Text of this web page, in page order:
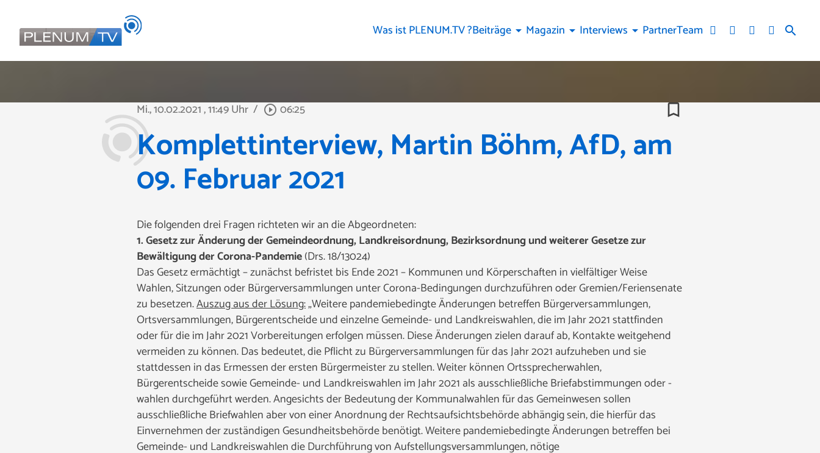
search
Was ist PLENUM.TV ?Beiträge arrow_drop_down Magazin arrow_drop_down Interviews arrow_drop_down PartnerTeam
Mi., 10.02.2021, 11:49 Uhr / play_circle_outline 06:25 bookmark_border
Komplettinterview, Martin Böhm, AfD, am
09. Februar 2021
Die folgenden drei Fragen richteten wir an die Abgeordneten:
1. Gesetz zur Änderung der Gemeindeordnung, Landkreisordnung, Bezirksordnung und weiterer Gesetze zur
Bewältigung der Corona-Pandemie(Drs. 18/13024)
Das Gesetz ermächtigt – zunächst befristet bis Ende 2021 – Kommunen und Körperschaften in vielfältiger Weise
Wahlen, Sitzungen oder Bürgerversammlungen unter Corona-Bedingungen durchzuführen oder Gremien/Feriensenate
zu besetzen.Auszug aus der Lösung:„Weitere pandemiebedingte Änderungen betreffen Bürgerversammlungen,
Ortsversammlungen, Bürgerentscheide und einzelne Gemeinde- und Landkreiswahlen, die im Jahr 2021 stattfinden
oder für die im Jahr 2021 Vorbereitungen erfolgen müssen. Diese Änderungen zielen darauf ab, Kontakte weitgehend
vermeiden zu können. Das bedeutet, die Pflicht zu Bürgerversammlungen für das Jahr 2021 aufzuheben und sie
stattdessen in das Ermessen der ersten Bürgermeister zu stellen. Weiter können Ortssprecherwahlen,
Bürgerentscheide sowie Gemeinde- und Landkreiswahlen im Jahr 2021 als ausschließliche Briefabstimmungen oder -
wahlen durchgeführt werden. Angesichts der Bedeutung der Kommunalwahlen für das Gemeinwesen sollen
ausschließliche Briefwahlen aber von einer Anordnung der Rechtsaufsichtsbehörde abhängig sein, die hierfür das
Einvernehmen der zuständigen Gesundheitsbehörde benötigt. Weitere pandemiebedingte Änderungen betreffen bei
Gemeinde- und Landkreiswahlen die Durchführung von Aufstellungsversammlungen, nötige